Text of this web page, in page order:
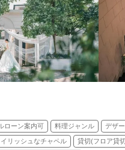
ローン案内可 料理ジャンル デザ
イリッシュなチャペル 貸切(フロア貸